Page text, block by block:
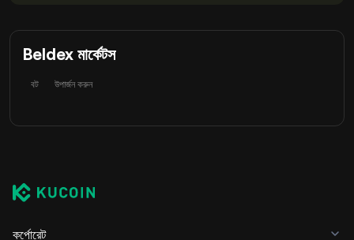
Beldex মার্কেটস
বট উপার্জন করুন
কর্পোরেট